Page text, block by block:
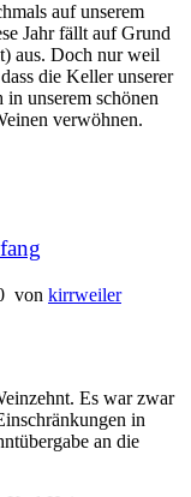
auf unserem
Jahr fällt auf Grund
aus. Doch nur weil
die Keller unserer
unserem schönen
verwöhnen.
von kirrweiler
Es war zwar
in
an die